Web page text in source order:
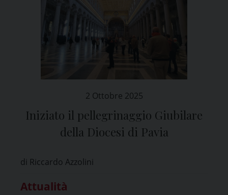
2 Ottobre 2025
Iniziato il pellegrinaggio Giubilare
della Diocesi di Pavia
di Riccardo Azzolini
Attualità